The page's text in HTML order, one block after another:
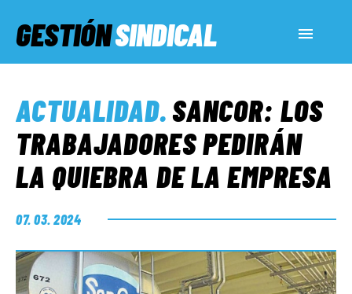
GESTIÓNSINDICAL
SERVICIOS SOCIALES
INFORMES ESPECIALES
FUERA DE MEGÁFONO
ACTUALIDAD.SANCOR: LOS
TRABAJADORES PEDIRÁN
LA QUIEBRA DE LA EMPRESA
07. 03. 2024